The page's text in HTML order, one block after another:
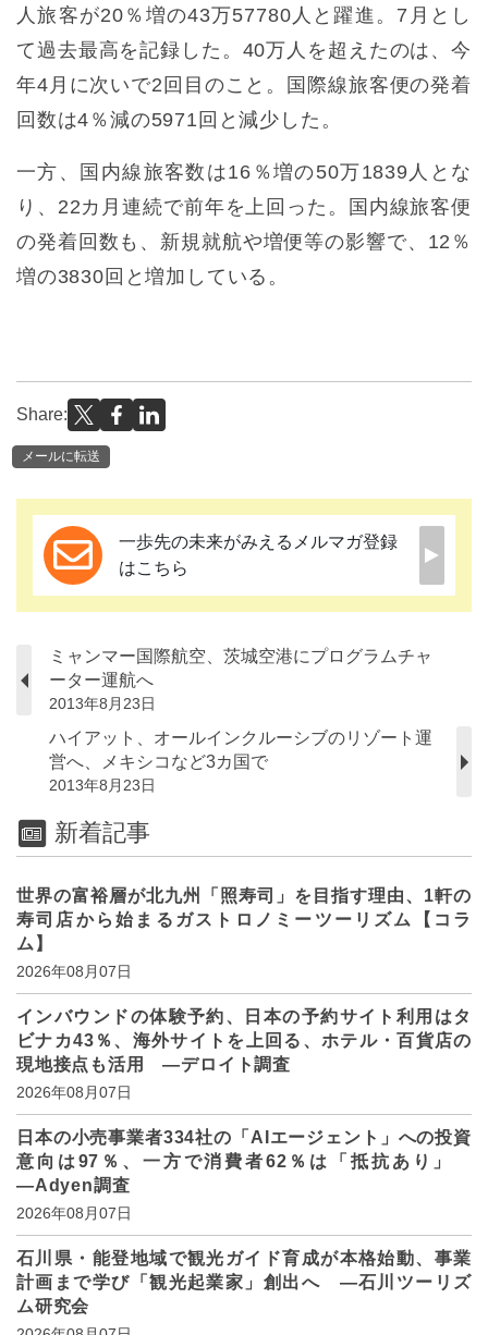
人旅客が20％増の43万57780人と躍進。7月とし
て過去最高を記録した。40万人を超えたのは、今
年4月に次いで2回目のこと。国際線旅客便の発着
回数は4％減の5971回と減少した。
一方、国内線旅客数は16％増の50万1839人とな
り、22カ月連続で前年を上回った。国内線旅客便
の発着回数も、新規就航や増便等の影響で、12％
増の3830回と増加している。
Share:
メールに転送
一歩先の未来がみえるメルマガ登録
はこちら
ミャンマー国際航空、茨城空港にプログラムチャ
ーター運航へ
2013年8月23日
ハイアット、オールインクルーシブのリゾート運
営へ、メキシコなど3カ国で
2013年8月23日
新着記事
世界の富裕層が北九州「照寿司」を目指す理由、1軒の
寿司店から始まるガストロノミーツーリズム【コラ
ム】
2026年08月07日
インバウンドの体験予約、日本の予約サイト利用はタ
ビナカ43％、海外サイトを上回る、ホテル・百貨店の
現地接点も活用 ―デロイト調査
2026年08月07日
日本の小売事業者334社の「AIエージェント」への投資
意向は97％、一方で消費者62％は「抵抗あり」
―Adyen調査
2026年08月07日
石川県・能登地域で観光ガイド育成が本格始動、事業
計画まで学び「観光起業家」創出へ ―石川ツーリズ
ム研究会